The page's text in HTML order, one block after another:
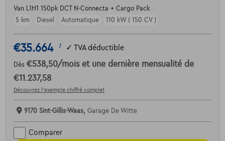
Van L1H1 150pk DCT N-Connecta + Cargo Pack
5 km
Diesel Automatique 110 kW ( 150 CV )
€35.664 1 ✓ TVA déductible
Dès €538,50/mois et une dernière mensualité de
€11.237,58
Découvrez l’exemple chiffré complet
9170 Sint-Gillis-Waas, Garage De Witte
Comparer